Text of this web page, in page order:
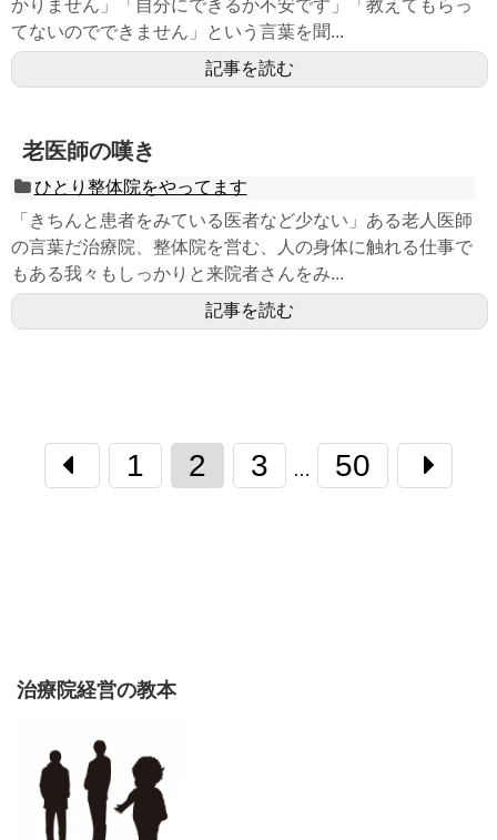
かりません」「自分にできるか不安です」「教えてもらっ
てないのでできません」という言葉を聞...
記事を読む
老医師の嘆き
ひとり整体院をやってます
「きちんと患者をみている医者など少ない」ある老人医師
の言葉だ治療院、整体院を営む、人の身体に触れる仕事で
もある我々もしっかりと来院者さんをみ...
記事を読む
1 2 3 … 50
治療院経営の教本